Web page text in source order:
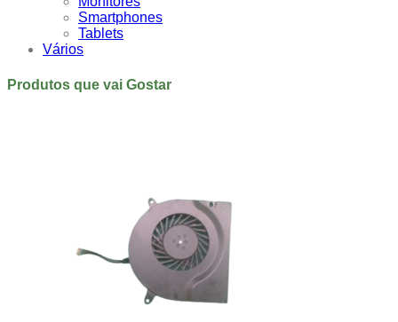
Smartphones
Tablets
Vários
Produtos que vai Gostar